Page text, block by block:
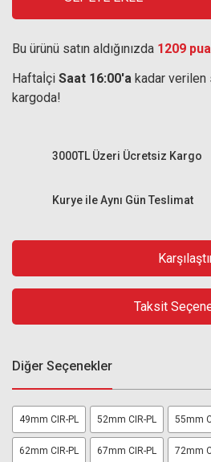
Bu ürünü satın aldığınızda 1209
Haftaİçi Saat 16:00'a kadar verilen
kargoda!
Kurye ile Aynı Gün Teslimat
3000TL Üzeri Ücretsiz Kargo
Taksit
Diğer Seçenekler
49mm CIR-PL 52mm CIR-PL 55mm
62mm CIR-PL 67mm CIR-PL 72mm